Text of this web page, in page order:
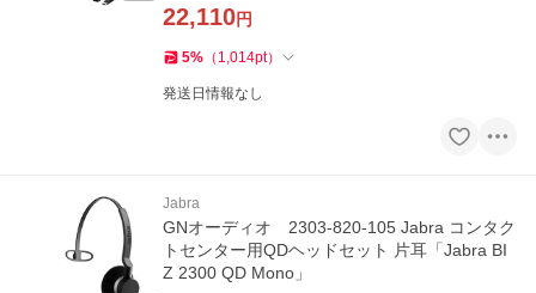
22,110円
5% （ 1,014pt）
発送日情報なし
Jabra
GNオーディオ 2303-820-105 Jabra コンタク
トセンター用QDヘッドセット 片耳「Jabra BI
Z 2300 QD Mono」